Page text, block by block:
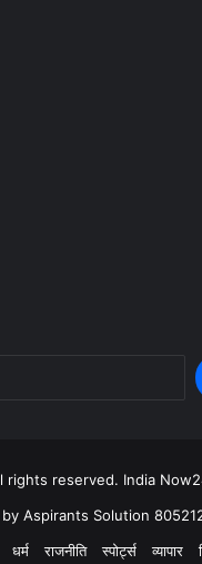
reserved. India
Aspirants Solution
धर्म राजनीति स्पोर्ट्स व्यापार